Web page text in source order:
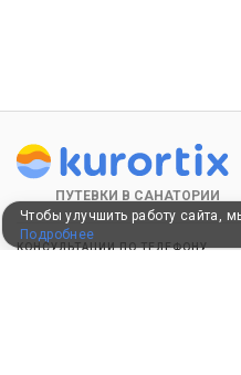
ПУТЕВКИ В САНАТОРИИ
КОНСУЛЬТАЦИИ ПО ТЕЛЕФОНУ
Чтобы улучшить работу сайта,
Подробнее